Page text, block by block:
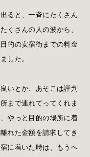
ると、一斉にたくさん
くさんの人の波から、
的の安宿街までの料金
した。
いとか、あそこは評判
まで連れてってくれま
やっと目的の場所に着
れた金額を請求してき
に着いた時は、もうへ